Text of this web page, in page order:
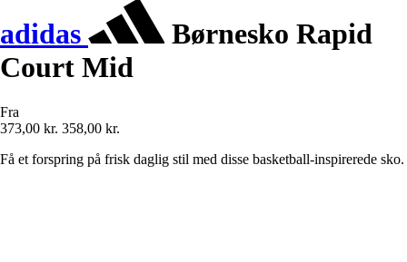
adidas
Børnesko Rapid
Court Mid
Fra
373,00 kr. 358,00 kr.
Få et forspring på frisk daglig stil med disse basketball-inspirerede sko.